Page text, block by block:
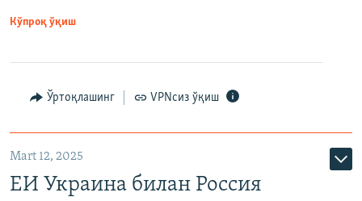
Кўпроқ ўқиш
Ўртоқлашинг VPNсиз ўқиш
Mart 12, 2025
ЕИ Украина билан Россия